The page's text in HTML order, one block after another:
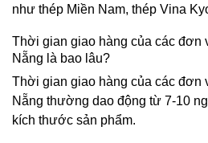
như thép Miền Nam, thép Vina
Thời gian giao hàng của các đơn
Nẵng là bao lâu?
Thời gian giao hàng của các đơn
Nẵng thường dao động từ 7-10
kích thước sản phẩm.